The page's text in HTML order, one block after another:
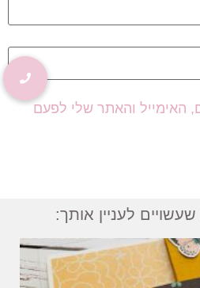
האימייל והאתר שלי לפעם
לעניין אותך: